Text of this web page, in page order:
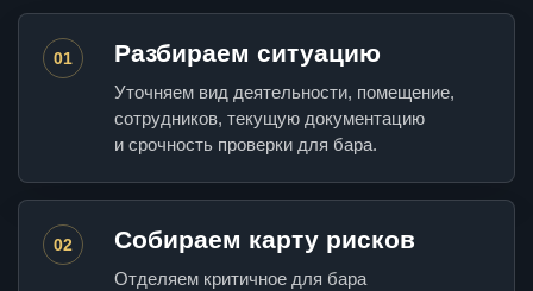
01 Разбираем ситуацию
Уточняем вид деятельности, помещение,
сотрудников, текущую документацию
и срочность проверки для бара.
02 Собираем карту рисков
Отделяем критичное для бара